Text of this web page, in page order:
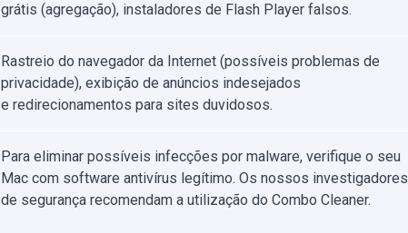
grátis (agregação), instaladores de Flash Player falsos.
Rastreio do navegador da Internet (possíveis problemas de
privacidade), exibição de anúncios indesejados
e redirecionamentos para sites duvidosos.
Para eliminar possíveis infecções por malware, verifique o seu
Mac com software antivírus legítimo. Os nossos investigadores
de segurança recomendam a utilização do Combo Cleaner.